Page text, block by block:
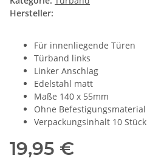
Hersteller:
Für innenliegende Türen
Türband links
Linker Anschlag
Edelstahl matt
Maße 140 x 55mm
Ohne Befestigungsmaterial
Verpackungsinhalt 10 Stück
19,95 €